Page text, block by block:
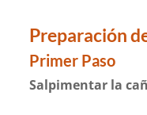
Preparación
Primer Paso
Salpimentar la